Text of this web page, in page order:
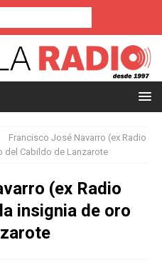
Francisco José Navarro (ex Radio
del Cabildo de Lanzarote
(ex Radio
insignia de oro